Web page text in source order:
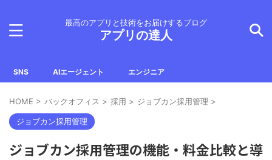
最高のアプリと技術をお届けするブログ
アプリの達人
SNS AIエージェント エンジニア
HOME > バックオフィス > 採用 > ジョブカン採用管理 >
ジョブカン採用管理
ジョブカン採用管理の機能・料金比較と導